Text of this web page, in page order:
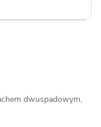
dwuspadowym,